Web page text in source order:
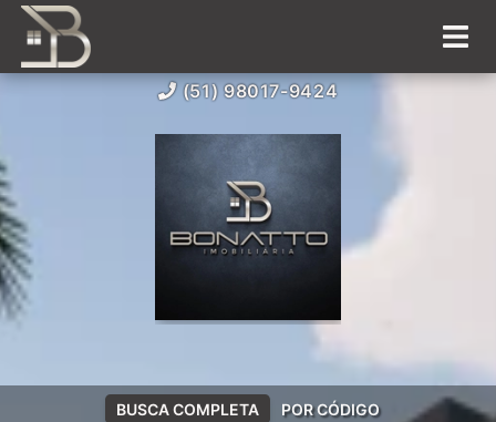
(51) 98017-9424
BUSCA COMPLETA POR CÓDIGO